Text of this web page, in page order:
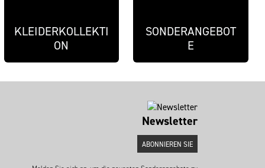
KLEIDERKOLLEKTI
ON
SONDERANGEBOT
E
Newsletter
ABONNIEREN SIE